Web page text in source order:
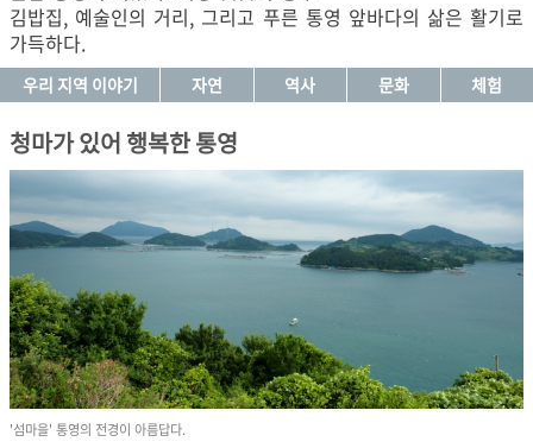
김밥집, 예술인의 거리, 그리고 푸른 통영 앞바다의 삶은 활기로
가득하다.
우리 지역 이야기 자연 역사 문화 체험
청마가 있어 행복한 통영
'섬마을' 통영의 전경이 아름답다.